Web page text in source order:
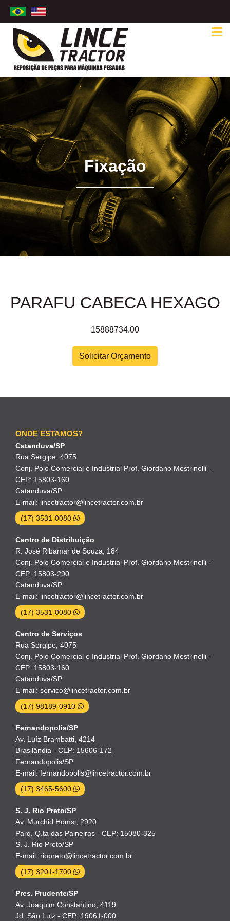
Fixação
PARAFU CABECA HEXAGO
15888734.00
Solicitar Orçamento
ONDE ESTAMOS?
Catanduva/SP
Rua Sergipe, 4075
Conj. Polo Comercial e Industrial Prof. Giordano Mestrinelli -
CEP: 15803-160
Catanduva/SP
E-mail: lincetractor@lincetractor.com.br
(17) 3531-0080
Centro de Distribuição
R. José Ribamar de Souza, 184
Conj. Polo Comercial e Industrial Prof. Giordano Mestrinelli -
CEP: 15803-290
Catanduva/SP
E-mail: lincetractor@lincetractor.com.br
(17) 3531-0080
Centro de Serviços
Rua Sergipe, 4075
Conj. Polo Comercial e Industrial Prof. Giordano Mestrinelli -
CEP: 15803-160
Catanduva/SP
E-mail: servico@lincetractor.com.br
(17) 98189-0910
Fernandopolis/SP
Av. Luíz Brambatti, 4214
Brasilândia - CEP: 15606-172
Fernandopolis/SP
E-mail: fernandopolis@lincetractor.com.br
(17) 3465-5600
S. J. Rio Preto/SP
Av. Murchid Homsi, 2920
Parq. Q.ta das Paineiras - CEP: 15080-325
S. J. Rio Preto/SP
E-mail: riopreto@lincetractor.com.br
(17) 3201-1700
Pres. Prudente/SP
Av. Joaquim Constantino, 4119
Jd. São Luiz - CEP: 19061-000